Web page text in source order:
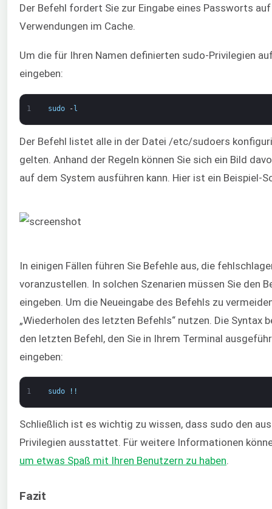
Der Befehl fordert Sie zur Eingabe eines Passworts
Verwendungen im Cache.
Um die für Ihren Namen definierten sudo-Privilegien
eingeben:
1 sudo -l
Der Befehl listet alle in der Datei /etc/sudoers
gelten. Anhand der Regeln können Sie sich ein Bild
auf dem System ausführen kann. Hier ist ein Beispiel-
In einigen Fällen führen Sie Befehle aus, die
voranzustellen. In solchen Szenarien müssen Sie den
eingeben. Um die Neueingabe des Befehls zu
„Wiederholen des letzten Befehls“ nutzen. Die Syntax
den letzten Befehl, den Sie in Ihrem Terminal
eingeben:
1 sudo ! !
Schließlich ist es wichtig zu wissen, dass sudo den
Privilegien ausstattet. Für weitere Informationen
um etwas Spaß mit Ihren Benutzern zu haben.
Fazit